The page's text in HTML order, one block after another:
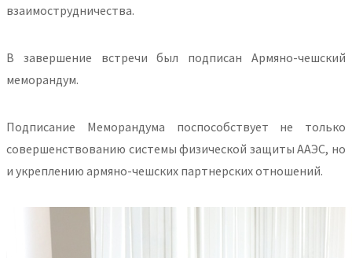
взаимострудничества.
В завершение встречи был подписан Армяно-чешский
меморандум.
Подписание Меморандума поспособствует не только
совершенствованию системы физической защиты ААЭС, но
и укреплению армяно-чешских партнерских отношений.